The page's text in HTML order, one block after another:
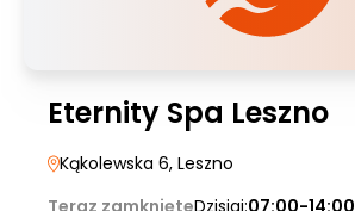
Eternity Spa Leszno
Kąkolewska 6, Leszno
Teraz zamknięteDzisiaj:07:00-14:00